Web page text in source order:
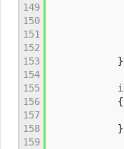
149
150
151
152
153
154
155
156
157
158
159
}
{
}